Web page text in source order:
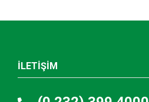
İLETİŞİM